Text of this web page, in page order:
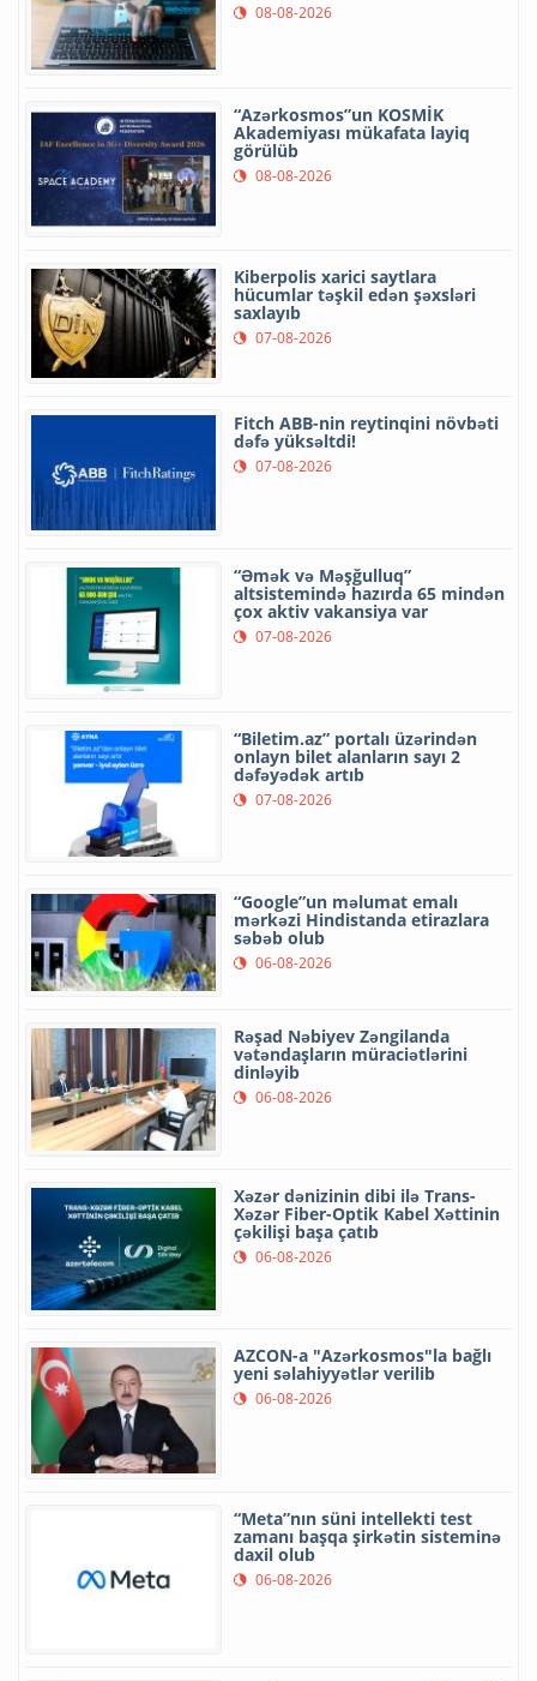
08-08-2026
“Azərkosmos”un KOSMİK
Akademiyası mükafata layiq
görülüb
08-08-2026
Kiberpolis xarici saytlara
hücumlar təşkil edən şəxsləri
saxlayıb
07-08-2026
Fitch ABB-nin reytinqini növbəti
dəfə yüksəltdi!
07-08-2026
“Əmək və Məşğulluq”
altsistemində hazırda 65 mindən
çox aktiv vakansiya var
07-08-2026
“Biletim.az” portalı üzərindən
onlayn bilet alanların sayı 2
dəfəyədək artıb
07-08-2026
“Google”un məlumat emalı
mərkəzi Hindistanda etirazlara
səbəb olub
06-08-2026
Rəşad Nəbiyev Zəngilanda
vətəndaşların müraciətlərini
dinləyib
06-08-2026
Xəzər dənizinin dibi ilə Trans-
Xəzər Fiber-Optik Kabel Xəttinin
çəkilişi başa çatıb
06-08-2026
AZCON-a "Azərkosmos"la bağlı
yeni səlahiyyətlər verilib
06-08-2026
“Meta”nın süni intellekti test
zamanı başqa şirkətin sisteminə
daxil olub
06-08-2026